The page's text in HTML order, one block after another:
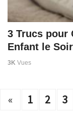
3 Trucs pour
Enfant le
3K Vues
« 1 2 3